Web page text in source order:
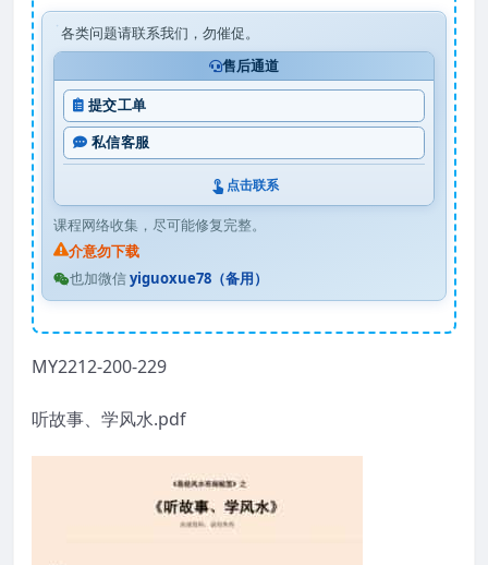
各类问题请联系我们，勿催促。
售后通道
提交工单
私信客服
点击联系
课程网络收集，尽可能修复完整。
介意勿下载
也加微信yiguoxue78（备用）
MY2212-200-229
听故事、学风水.pdf